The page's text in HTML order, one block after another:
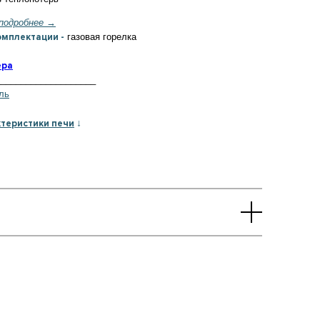
→
- газовая горелка
печи ↓